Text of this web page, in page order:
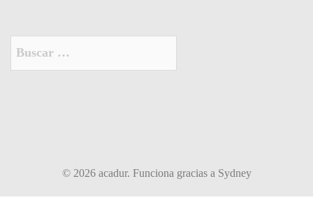
© 2026 acadur. Funciona gracias a Sydney